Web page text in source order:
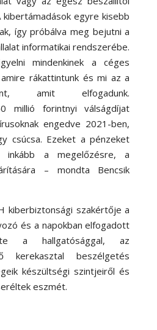
kibertámadások egyre kisebb
így próbálva meg bejutni a
informatikai rendszerébe.
mindenkinek a céges
rákattintunk és mi az a
amit elfogadunk.
millió forintnyi válságdíjat
engedve 2021-ben,
csúcsa. Ezeket a pénzeket
inkább a megelőzésre, a
– mondta Bencsik
kiberbiztonsági szakértője a
és a napokban elfogadott
a hallgatósággal, az
kerekasztal beszélgetés
készültségi szintjeiről és
eszmét.